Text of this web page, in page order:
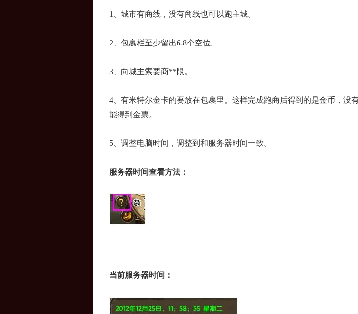
1、城市有商线，没有商线也可以跑主城。
2、包裹栏至少留出6-8个空位。
3、向城主索要商**限。
4、有米特尔金卡的要放在包裹里。这样完成跑商后得到的是金币，没
能得到金票。
5、调整电脑时间，调整到和服务器时间一致。
服务器时间查看方法：
当前服务器时间：